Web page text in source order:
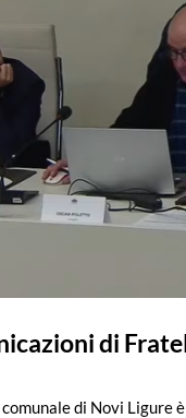
di
di Novi Ligure